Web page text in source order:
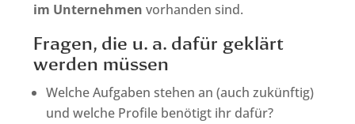
im Unternehmenvorhanden sind.
Fragen, die u. a. dafür geklärt
werden müssen
Welche Aufgaben stehen an (auch zukünftig)
und welche Profile benötigt ihr dafür?